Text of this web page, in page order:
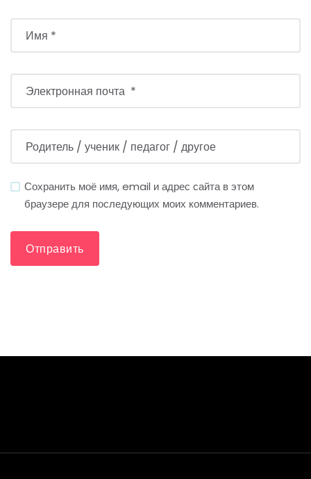
Сохранить моё имя, email и адрес сайта в этом
браузере для последующих моих комментариев.